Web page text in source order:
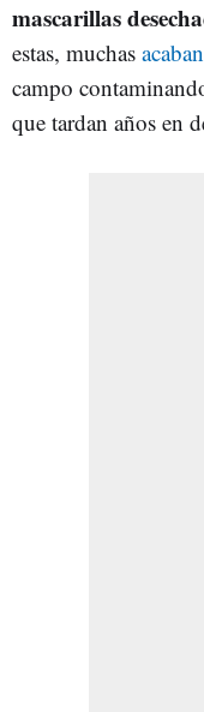
mascarillas
estas, muchas
campo
que tardan años en